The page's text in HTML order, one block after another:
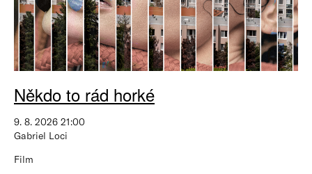
Někdo to rád horké
9. 8. 2026 21:00
Gabriel Loci
Film